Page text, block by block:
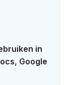
in
Google